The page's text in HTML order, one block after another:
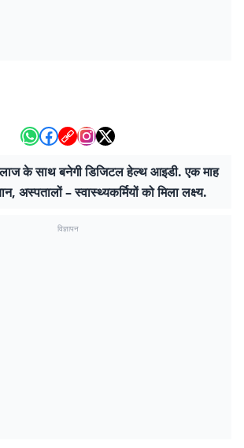
के साथ बनेगी डिजिटल हेल्थ आइडी. एक माह
अस्पतालों – स्वास्थ्यकर्मियों को मिला लक्ष्य.
विज्ञापन